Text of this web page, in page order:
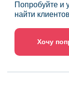
Попробуйте и
найти
Хочу